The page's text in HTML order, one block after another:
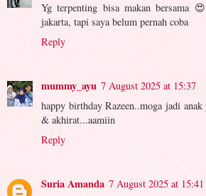
Yg terpenting bisa makan bersama
jakarta, tapi saya belum pernah coba
Reply
mummy_ayu 7 August 2025 at 15:37
happy birthday Razeen..moga jadi
& akhirat...aamiin
Reply
Suria Amanda 7 August 2025 at 15:41